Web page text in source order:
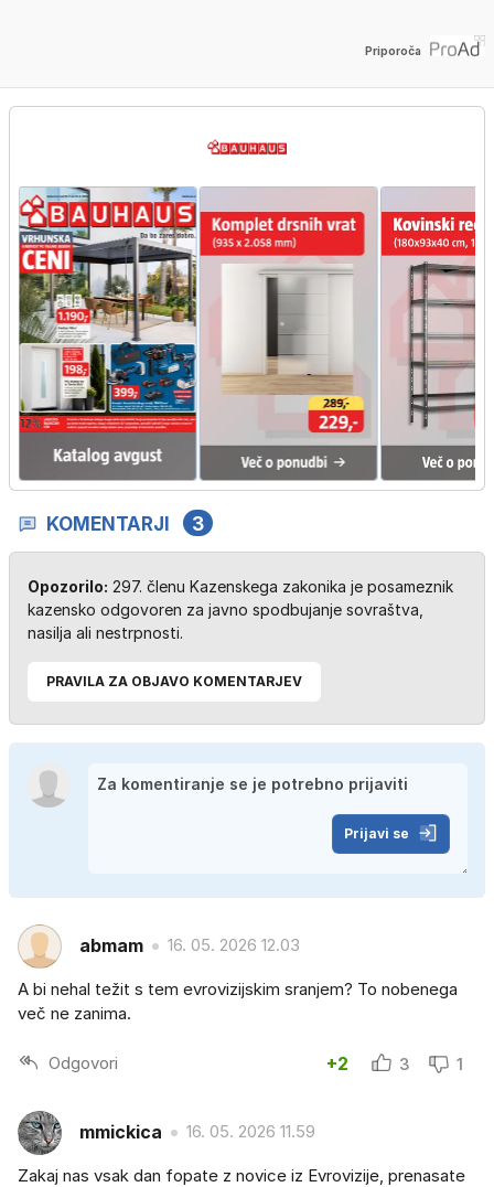
Priporoča
KOMENTARJI 3
Opozorilo: 297. členu Kazenskega zakonika je posameznik
kazensko odgovoren za javno spodbujanje sovraštva,
nasilja ali nestrpnosti.
PRAVILA ZA OBJAVO KOMENTARJEV
Prijavi se
abmam 16. 05. 2026 12.03
A bi nehal težit s tem evrovizijskim sranjem? To nobenega
več ne zanima.
Odgovori +2 3 1
mmickica 16. 05. 2026 11.59
Zakaj nas vsak dan fopate z novice iz Evrovizije, prenasate